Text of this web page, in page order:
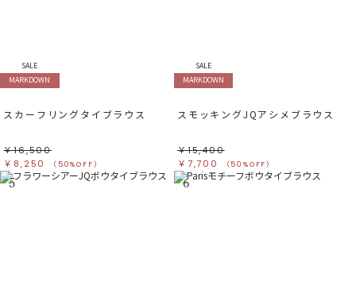
SALE
MARKDOWN
スカーフリングタイブラウス
￥16,500
￥8,250
（50%OFF）
SALE
MARKDOWN
スモッキングJQアシメブラウス
￥15,400
￥7,700
（50%OFF）
5 6